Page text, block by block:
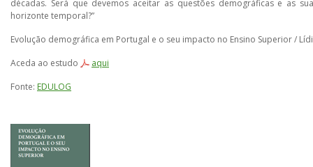
décadas. Será que devemos aceitar as questões demográficas e as
horizonte temporal?”
Evolução demográfica em Portugal e o seu impacto no Ensino Superior /
Aceda ao estudo
aqui
Fonte: EDULOG